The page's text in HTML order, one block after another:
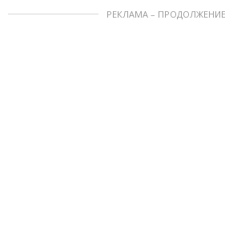
РЕКЛАМА –